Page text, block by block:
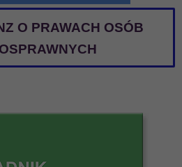
O PRAWACH OSÓB